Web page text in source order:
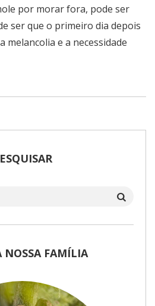
por morar fora, pode ser
ser que o primeiro dia depois
melancolia e a necessidade
NOSSA FAMÍLIA